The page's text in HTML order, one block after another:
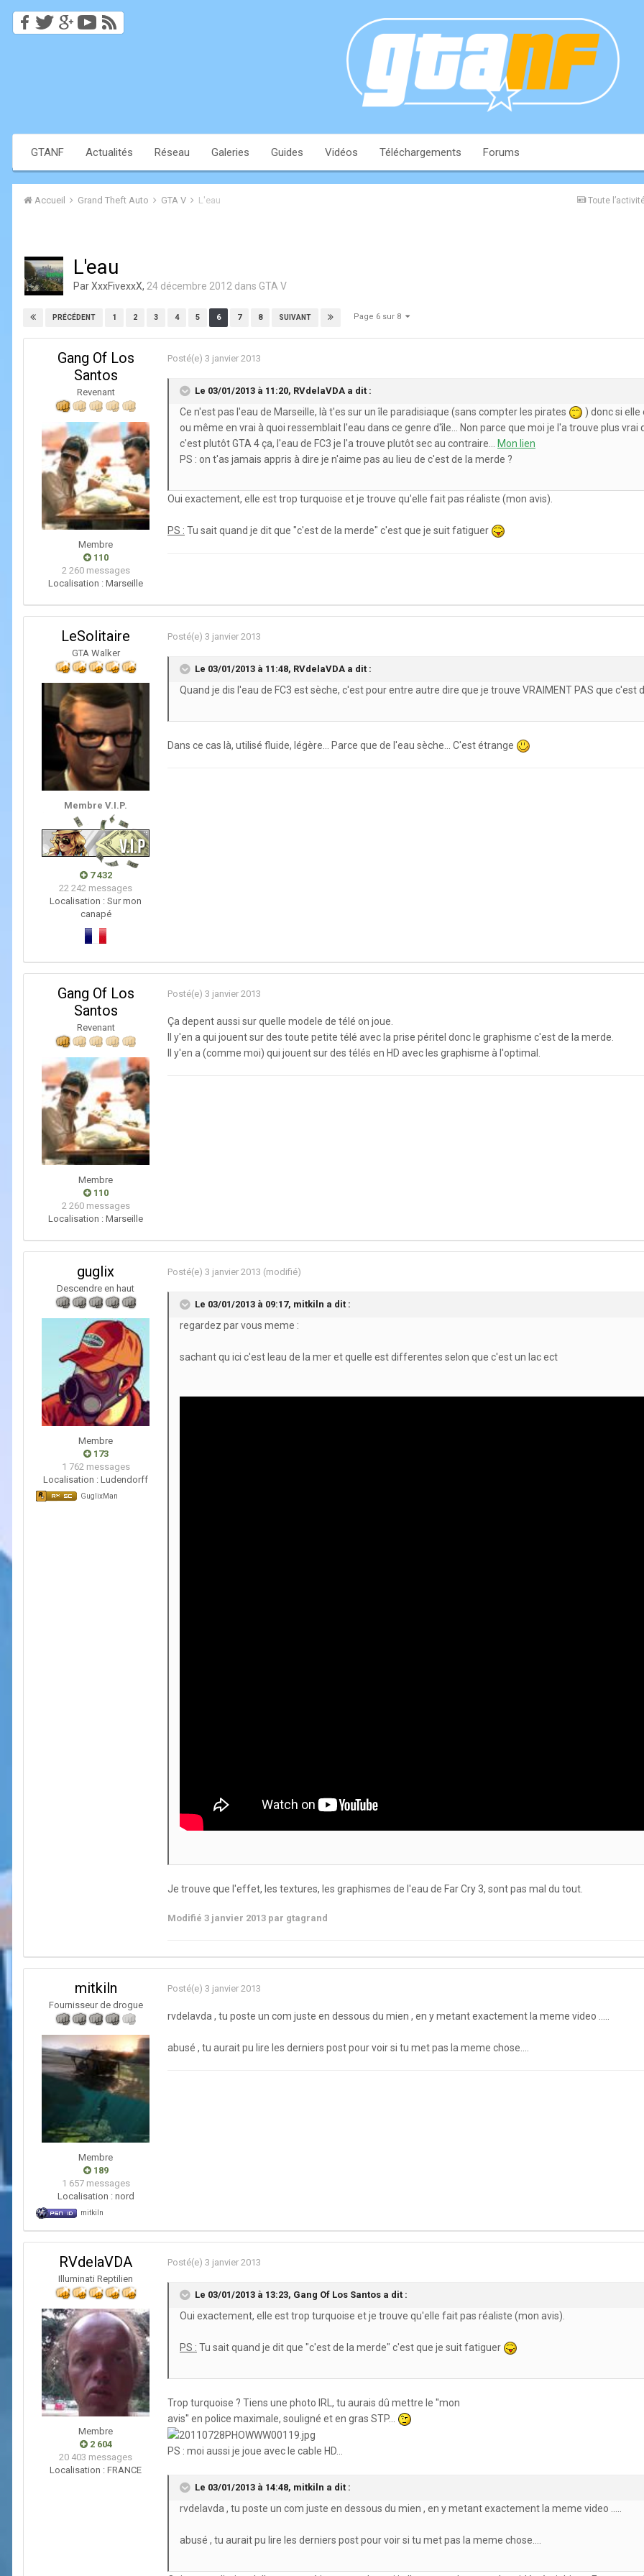
GTANF Actualités Réseau Galeries Guides Vidéos Téléchargements Forums
Toute
Accueil Grand Theft Auto GTA V L'eau
L'eau
ParXxxFivexxX, 24 décembre 2012 dans GTA V
PRÉCÉDENT 1 2 3 4 5 6 7 8 SUIVANT Page 6 sur 8
Gang Of Los
Santos
Revenant
Membre
110
2 260 messages
Localisation : Marseille
Posté(e) 3 janvier 2013
Le 03/01/2013 à 11:20, RVdelaVDA a dit :
Ce n'est pas l'eau de Marseille, là t'es sur un île paradisiaque (sans compter les pirates
) donc si
ou même en vrai à quoi ressemblait l'eau dans ce genre d'île... Non parce que moi je l'a trouve plus
c'est plutôt GTA 4 ça, l'eau de FC3 je l'a trouve plutôt sec au contraire...
Mon lien
PS : on t'as jamais appris à dire je n'aime pas au lieu de c'est de la merde ?
Oui exactement, elle est trop turquoise et je trouve qu'elle fait pas réaliste (mon avis).
PS : Tu sait quand je dit que "c'est de la merde" c'est que je suit fatiguer
LeSolitaire
GTA Walker
Membre V.I.P.
7 432
22 242 messages
Localisation : Sur mon
canapé
Posté(e) 3 janvier 2013
Le 03/01/2013 à 11:48, RVdelaVDA a dit :
Quand je dis l'eau de FC3 est sèche, c'est pour entre autre dire que je trouve VRAIMENT PAS que c'est
Dans ce cas là, utilisé fluide, légère... Parce que de l'eau sèche... C'est étrange
Gang Of Los
Santos
Revenant
Membre
110
2 260 messages
Localisation : Marseille
Posté(e) 3 janvier 2013
Ça depent aussi sur quelle modele de télé on joue.
Il y'en a qui jouent sur des toute petite télé avec la prise péritel donc le graphisme c'est de la merde.
Il y'en a (comme moi) qui jouent sur des télés en HD avec les graphisme à l'optimal.
guglix
Descendre en haut
Membre
173
1 762 messages
Localisation : Ludendorff
GuglixMan
Posté(e) 3 janvier 2013 (modifié)
Le 03/01/2013 à 09:17, mitkiln a dit :
regardez par vous meme :
sachant qu ici c'est leau de la mer et quelle est differentes selon que c'est un lac ect
Je trouve que l'effet, les textures, les graphismes de l'eau de Far Cry 3, sont pas mal du tout.
Modifié 3 janvier 2013 par gtagrand
mitkiln
Fournisseur de drogue
Membre
189
1 657 messages
Localisation : nord
mitkiln
Posté(e) 3 janvier 2013
rvdelavda , tu poste un com juste en dessous du mien , en y metant exactement la meme video .....
abusé , tu aurait pu lire les derniers post pour voir si tu met pas la meme chose....
RVdelaVDA
Illuminati Reptilien
Membre
2 604
20 403 messages
Localisation : FRANCE
Posté(e) 3 janvier 2013
Le 03/01/2013 à 13:23, Gang Of Los Santos a dit :
Oui exactement, elle est trop turquoise et je trouve qu'elle fait pas réaliste (mon avis).
PS : Tu sait quand je dit que "c'est de la merde" c'est que je suit fatiguer
Trop turquoise ? Tiens une photo IRL, tu aurais dû mettre le ''mon
avis'' en police maximale, souligné et en gras STP...
PS : moi aussi je joue avec le cable HD...
Le 03/01/2013 à 14:48, mitkiln a dit :
rvdelavda , tu poste un com juste en dessous du mien , en y metant exactement la meme video .....
abusé , tu aurait pu lire les derniers post pour voir si tu met pas la meme chose....